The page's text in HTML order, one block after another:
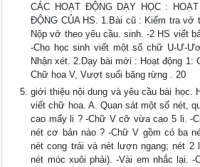
CÁC HOẠT ĐỘNG DẠY HỌC :
ĐỘNG CỦA HS. 1.Bài cũ : Kiểm tra vở
Nộp vở theo yêu cầu. sinh. -2 HS viết
-Cho học sinh viết một số chữ U-Ư-
Nhận xét. 2.Dạy bài mới : Hoạt động 1:
Chữ hoa V, Vượt suối băng rừng . 20
giới thiệu nội dung và yêu cầu bài học.
viết chữ hoa. A. Quan sát một số nét,
cao mấy li ? -Chữ V cỡ vừa cao 5 li. -
nét cơ bản nào ? -Chữ V gồm có ba
nét cong trái và nét lượn ngang; nét
nét móc xuôi phải). -Vài em nhắc lại.